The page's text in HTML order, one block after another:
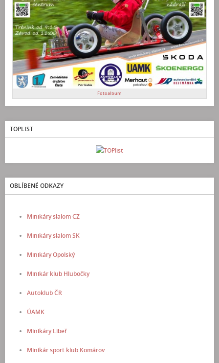
Fotoalbum
TOPLIST
OBLÍBENÉ ODKAZY
Minikáry slalom CZ
Minikáry slalom SK
Minikáry Opolský
Minikár klub Hlubočky
Autoklub ČR
ÚAMK
Minikáry Libeř
Minikár sport klub Komárov